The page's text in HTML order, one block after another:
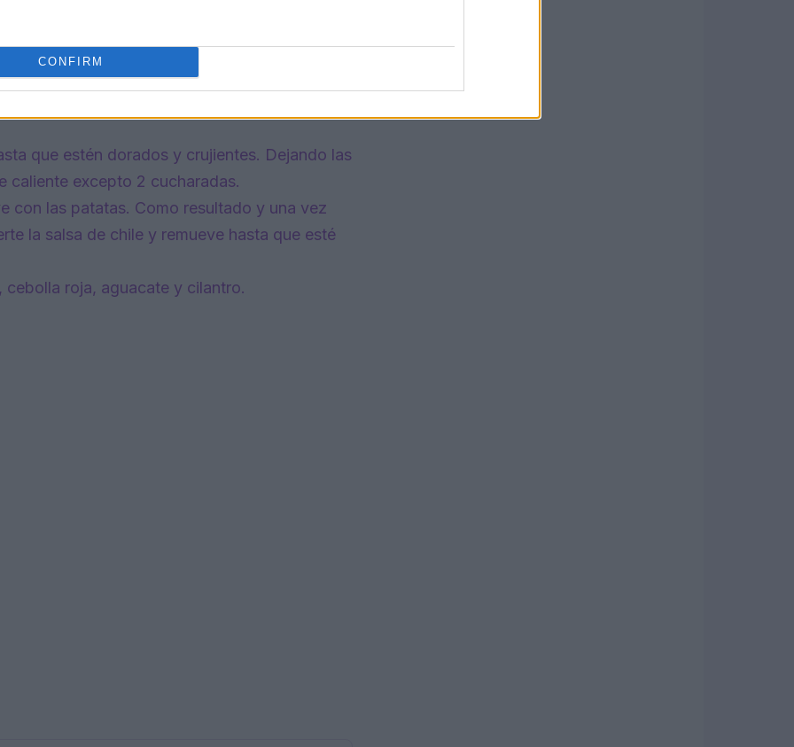
CONFIRM
g) del líquido de cocción de los pimientos.
más líquido si es necesario si la salsa está
a una plancha con unas 2 tazas (480
que estén dorados y crujientes. Dejando las
caliente excepto 2 cucharadas.
con las patatas. Como resultado y una vez
la salsa de chile y remueve hasta que esté
roja, aguacate y cilantro.